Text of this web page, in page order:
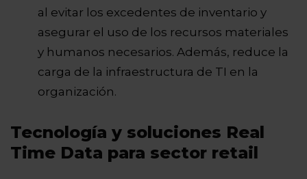
al evitar los excedentes de inventario y
asegurar el uso de los recursos materiales
y humanos necesarios. Además, reduce la
carga de la infraestructura de TI en la
organización.
Tecnología y soluciones Real
Time Data para sector retail